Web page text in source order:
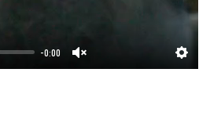
-0:00